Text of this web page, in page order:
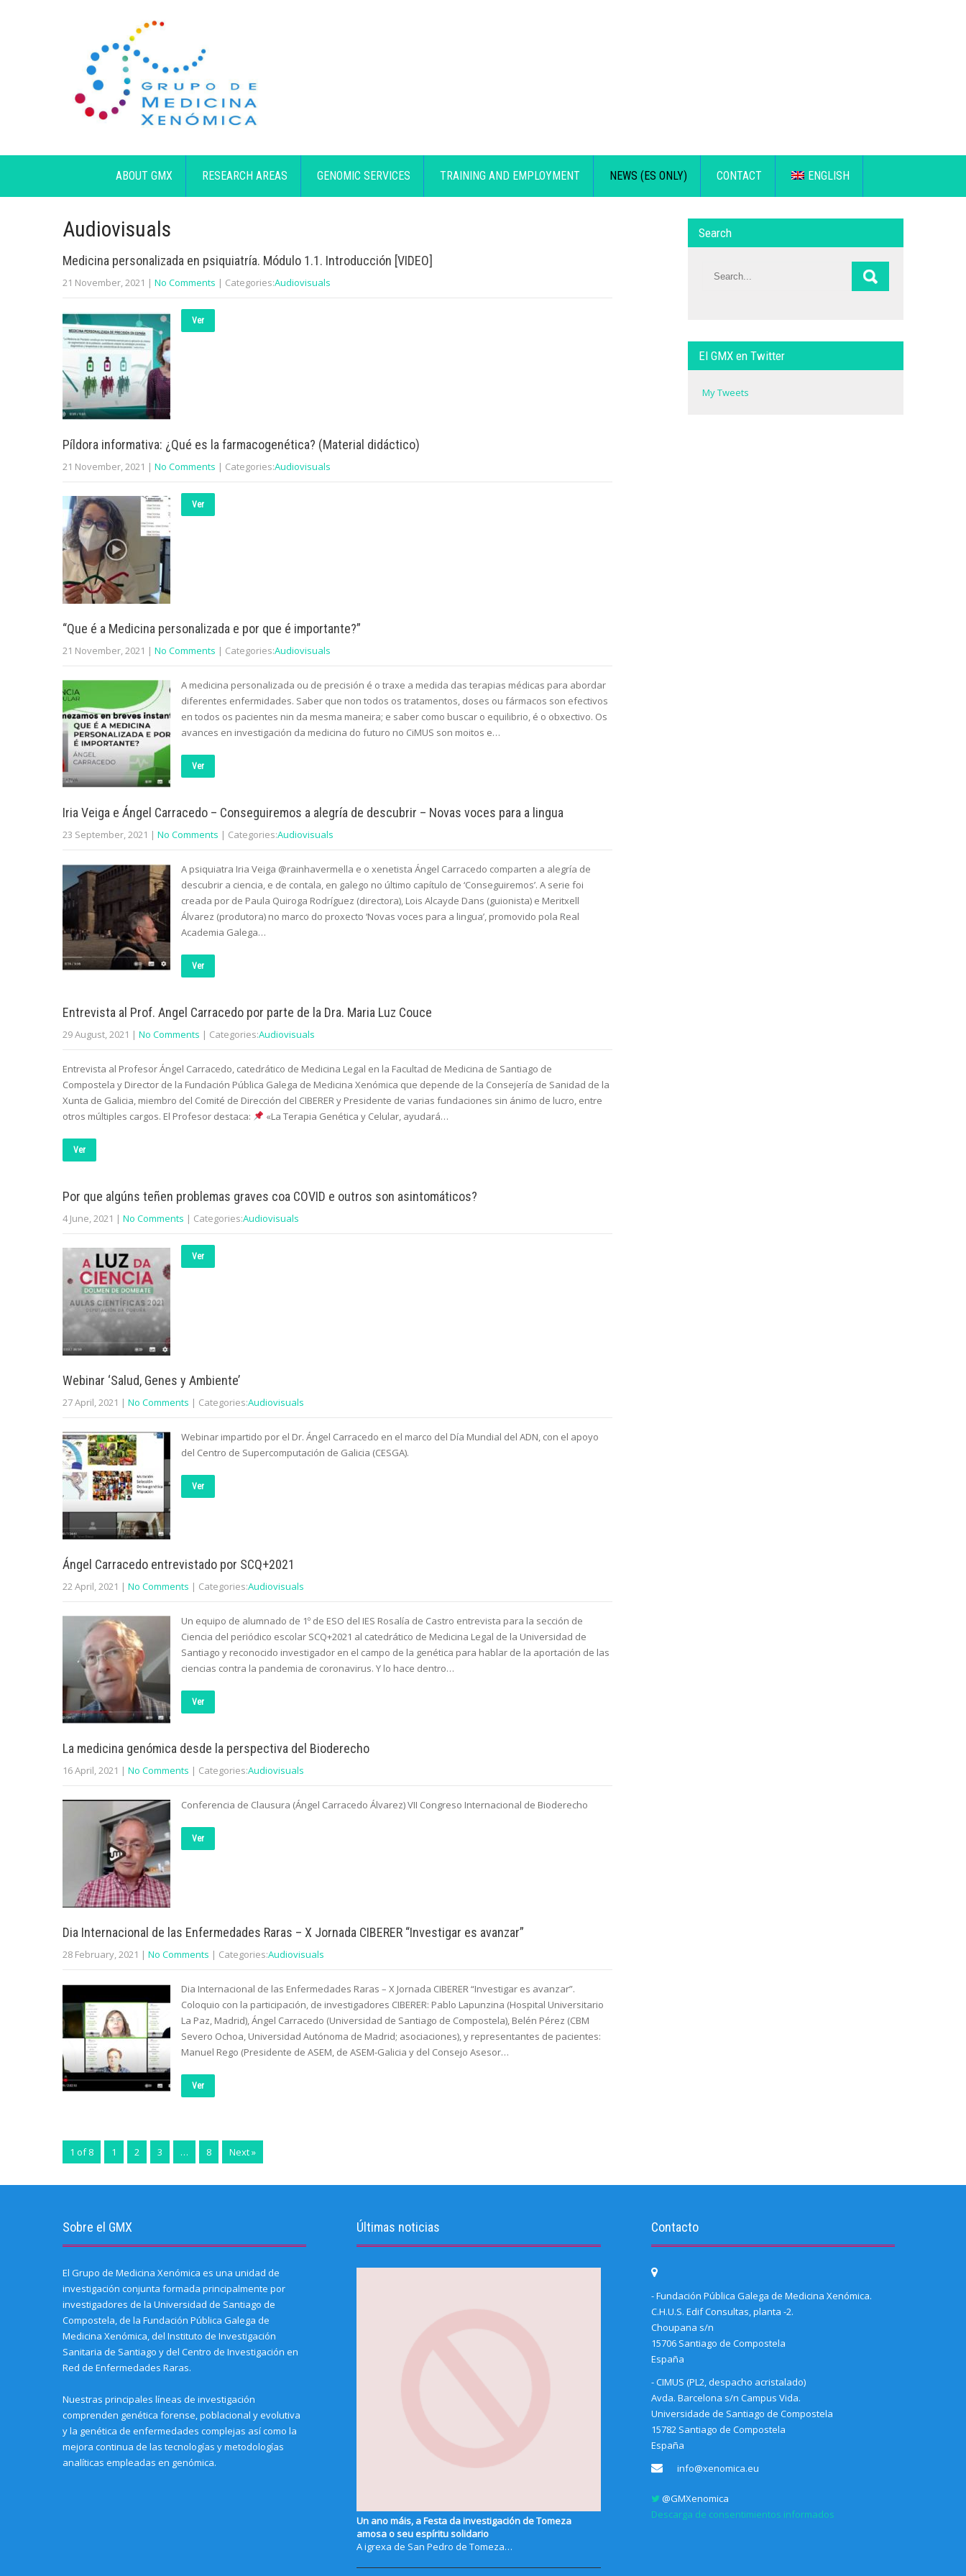
ABOUT GMX RESEARCH AREAS GENOMIC SERVICES TRAINING AND EMPLOYMENT NEWS (ES ONLY) CONTACT ENGLISH
Audiovisuals
Medicina personalizada en psiquiatría. Módulo 1.1. Introducción [VIDEO]
21 November, 2021 | No Comments | Categories:Audiovisuals
Ver
Píldora informativa: ¿Qué es la farmacogenética? (Material didáctico)
21 November, 2021 | No Comments | Categories:Audiovisuals
Ver
“Que é a Medicina personalizada e por que é importante?”
21 November, 2021 | No Comments | Categories:Audiovisuals
A medicina personalizada ou de precisión é o traxe a medida das terapias médicas para abordar
diferentes enfermidades. Saber que non todos os tratamentos, doses ou fármacos son efectivos
en todos os pacientes nin da mesma maneira; e saber como buscar o equilibrio, é o obxectivo. Os
avances en investigación da medicina do futuro no CiMUS son moitos e…
Ver
Iria Veiga e Ángel Carracedo – Conseguiremos a alegría de descubrir – Novas voces para a lingua
23 September, 2021 | No Comments | Categories:Audiovisuals
A psiquiatra Iria Veiga @rainhavermella e o xenetista Ángel Carracedo comparten a alegría de
descubrir a ciencia, e de contala, en galego no último capítulo de ‘Conseguiremos’. A serie foi
creada por de Paula Quiroga Rodríguez (directora), Lois Alcayde Dans (guionista) e Meritxell
Álvarez (produtora) no marco do proxecto ‘Novas voces para a lingua’, promovido pola Real
Academia Galega…
Ver
Entrevista al Prof. Angel Carracedo por parte de la Dra. Maria Luz Couce
29 August, 2021 | No Comments | Categories:Audiovisuals
Entrevista al Profesor Ángel Carracedo, catedrático de Medicina Legal en la Facultad de Medicina de Santiago de
Compostela y Director de la Fundación Pública Galega de Medicina Xenómica que depende de la Consejería de Sanidad de la
Xunta de Galicia, miembro del Comité de Dirección del CIBERER y Presidente de varias fundaciones sin ánimo de lucro, entre
otros múltiples cargos. El Profesor destaca:
«La Terapia Genética y Celular, ayudará…
Ver
Por que algúns teñen problemas graves coa COVID e outros son asintomáticos?
4 June, 2021 | No Comments | Categories:Audiovisuals
Ver
Webinar ‘Salud, Genes y Ambiente’
27 April, 2021 | No Comments | Categories:Audiovisuals
Webinar impartido por el Dr. Ángel Carracedo en el marco del Día Mundial del ADN, con el apoyo
del Centro de Supercomputación de Galicia (CESGA).
Ver
Ángel Carracedo entrevistado por SCQ+2021
22 April, 2021 | No Comments | Categories:Audiovisuals
Un equipo de alumnado de 1º de ESO del IES Rosalía de Castro entrevista para la sección de
Ciencia del periódico escolar SCQ+2021 al catedrático de Medicina Legal de la Universidad de
Santiago y reconocido investigador en el campo de la genética para hablar de la aportación de las
ciencias contra la pandemia de coronavirus. Y lo hace dentro…
Ver
La medicina genómica desde la perspectiva del Bioderecho
16 April, 2021 | No Comments | Categories:Audiovisuals
Conferencia de Clausura (Ángel Carracedo Álvarez) VII Congreso Internacional de Bioderecho
Ver
Dia Internacional de las Enfermedades Raras – X Jornada CIBERER “Investigar es avanzar”
28 February, 2021 | No Comments | Categories:Audiovisuals
Dia Internacional de las Enfermedades Raras – X Jornada CIBERER “Investigar es avanzar”.
Coloquio con la participación, de investigadores CIBERER: Pablo Lapunzina (Hospital Universitario
La Paz, Madrid), Ángel Carracedo (Universidad de Santiago de Compostela), Belén Pérez (CBM
Severo Ochoa, Universidad Autónoma de Madrid; asociaciones), y representantes de pacientes:
Manuel Rego (Presidente de ASEM, de ASEM-Galicia y del Consejo Asesor…
Ver
1 of 8 1 2 3 … 8 Next »
Search
El GMX en Twitter
My Tweets
Sobre el GMX
El Grupo de Medicina Xenómica es una unidad de
investigación conjunta formada principalmente por
investigadores de la Universidad de Santiago de
Compostela, de la Fundación Pública Galega de
Medicina Xenómica, del Instituto de Investigación
Sanitaria de Santiago y del Centro de Investigación en
Red de Enfermedades Raras.
Nuestras principales líneas de investigación
comprenden genética forense, poblacional y evolutiva
y la genética de enfermedades complejas así como la
mejora continua de las tecnologías y metodologías
analíticas empleadas en genómica.
Últimas noticias
Un ano máis, a Festa da investigación de Tomeza
amosa o seu espíritu solidario
A igrexa de San Pedro de Tomeza…
Contacto
- Fundación Pública Galega de Medicina Xenómica.
C.H.U.S. Edif Consultas, planta -2.
Choupana s/n
15706 Santiago de Compostela
España
- CIMUS (PL2, despacho acristalado)
Avda. Barcelona s/n Campus Vida.
Universidade de Santiago de Compostela
15782 Santiago de Compostela
España
info@xenomica.eu
@GMXenomica
Descarga de consentimientos informados